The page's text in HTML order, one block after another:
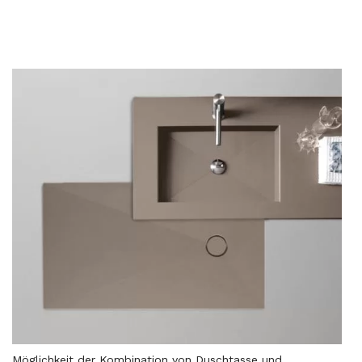
Möglichkeit der Kombination von Duschtasse und